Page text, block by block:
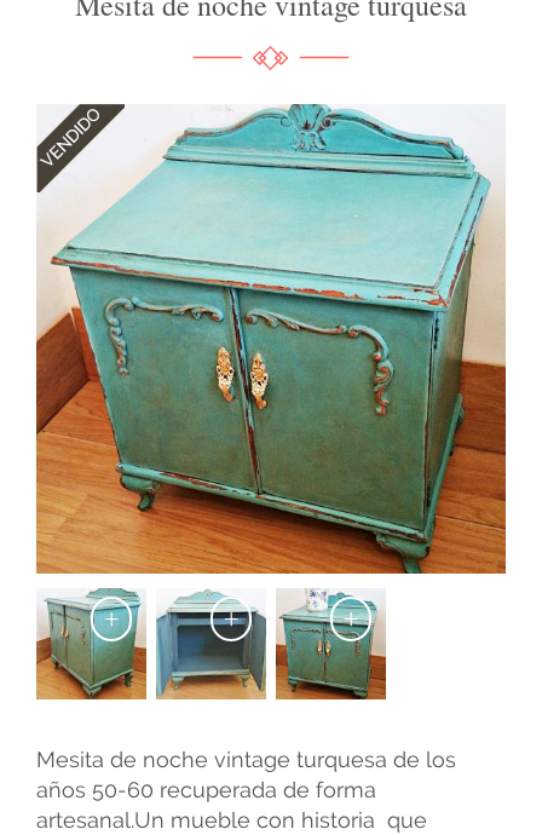
+ + +
Mesita de noche vintage turquesa de los
años 50-60 recuperada de forma
artesanal.Un mueble con historia que